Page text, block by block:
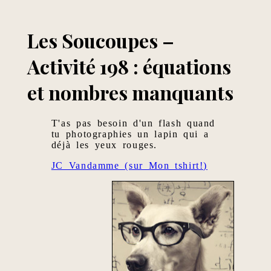
Les Soucoupes –
Activité 198 : équations
et nombres manquants
T'as pas besoin d'un flash quand
tu photographies un lapin qui a
déjà les yeux rouges.
JC Vandamme (sur Mon tshirt!)